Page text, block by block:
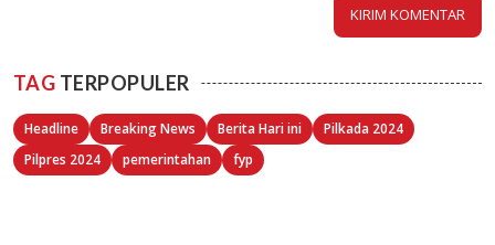
TAG TERPOPULER
Headline Breaking News Berita Hari ini
Pilkada 2024
Pilpres 2024
pemerintahan fyp